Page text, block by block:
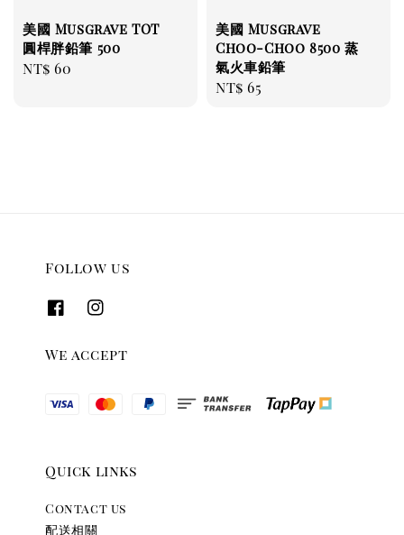
美國 Musgrave TOT
圓桿胖鉛筆 500
Regular
NT$ 60
美國 Musgrave
Choo-Choo 8500 蒸
氣火車鉛筆
Regular
NT$ 65
Follow us
We accept
Quick links
Contact us
配送相關